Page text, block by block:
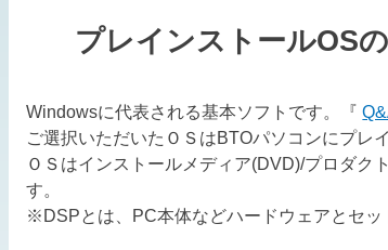
プレインストール
Windowsに代表される基本ソフトです。『
ご選択いただいたＯＳはBTOパソコンにプレ
ＯＳはインストールメディア(DVD)/プロダク
す。
※DSPとは、PC本体などハードウェアとセッ